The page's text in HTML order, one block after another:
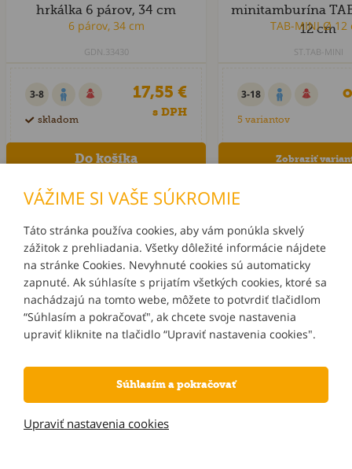
hrkálka 6 párov, 34 cm
GDN.33430
3-8
skladom
17,55 €
s DPH
minitamburína
12 cm
ST.TAB-MINI
3-18
5 variantov
Zobraziť
INFORMÁCIE
MÔJ ÚČET
NOVINKY E-MAILOM
VÁŽIME SI VAŠE SÚKROMIE
Táto stránka používa cookies, aby vám ponúkla skvelý
zážitok z prehliadania. Všetky dôležité informácie nájdete
na stránke Cookies. Nevyhnuté cookies sú automaticky
zapnuté. Ak súhlasíte s prijatím všetkých cookies, ktoré sa
nachádzajú na tomto webe, môžete to potvrdiť tlačidlom
“Súhlasím a pokračovať", ak chcete svoje nastavenia
upraviť kliknite na tlačidlo “Upraviť nastavenia cookies".
Súhlasím a pokračovať
Upraviť nastavenia cookies